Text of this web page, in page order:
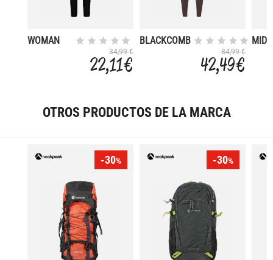
WOMAN
34,99 €
22,11 €
BLACKCOMB
84,99 €
42,49 €
OTROS PRODUCTOS DE LA MARCA
-30% -30%